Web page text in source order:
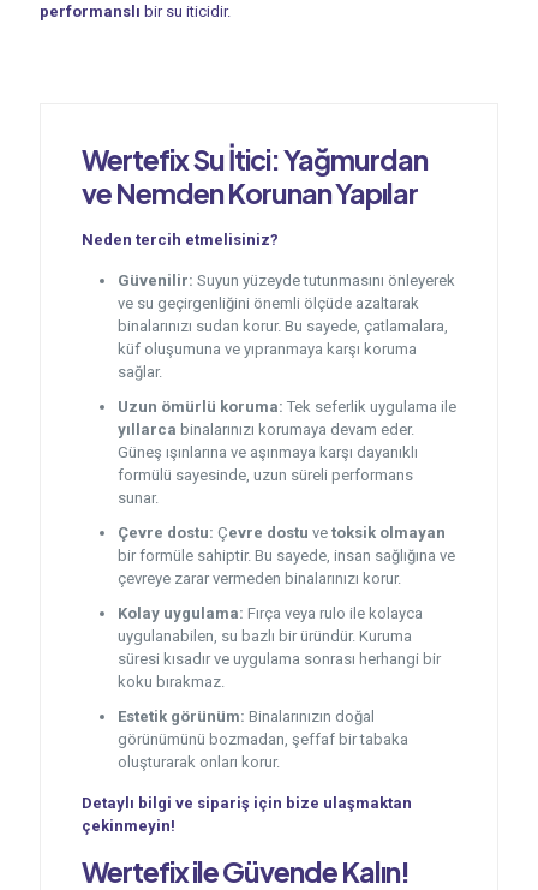
performanslı bir su iticidir.
WertefixSu İtici: Yağmurdan
ve Nemden Korunan Yapılar
Neden tercih etmelisiniz?
Güvenilir: Suyun yüzeyde tutunmasını önleyerek
ve su geçirgenliğini önemli ölçüde azaltarak
binalarınızı sudan korur. Bu sayede, çatlamalara,
küf oluşumuna ve yıpranmaya karşı koruma
sağlar.
Uzun ömürlü koruma: Tek seferlik uygulama ile
yıllarca binalarınızı korumaya devam eder.
Güneş ışınlarına ve aşınmaya karşı dayanıklı
formülü sayesinde, uzun süreli performans
sunar.
Çevre dostu: Çevre dostu ve toksik olmayan
bir formüle sahiptir. Bu sayede, insan sağlığına ve
çevreye zarar vermeden binalarınızı korur.
Kolay uygulama: Fırça veya rulo ile kolayca
uygulanabilen, su bazlı bir üründür. Kuruma
süresi kısadır ve uygulama sonrası herhangi bir
koku bırakmaz.
Estetik görünüm: Binalarınızın doğal
görünümünü bozmadan, şeffaf bir tabaka
oluşturarak onları korur.
Detaylı bilgi ve sipariş için bize ulaşmaktan
çekinmeyin!
Wertefix ile Güvende Kalın!